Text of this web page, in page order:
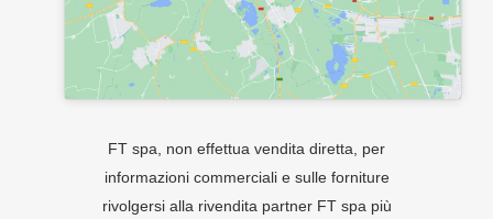
FT spa, non effettua vendita diretta, per
informazioni commerciali e sulle forniture
rivolgersi alla rivendita partner FT spa più